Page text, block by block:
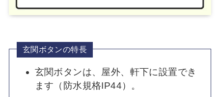
玄関ボタンの特長
玄関ボタンは、屋外、軒下に設置でき
ます（防水規格IP44）。